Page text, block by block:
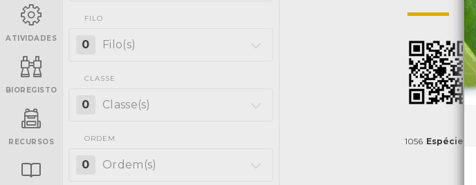
ATIVIDADES
BIOREGISTO
RECURSOS
FILO
0 Filo(s)
CLASSE
0 Classe(s)
ORDEM
0 Ordem(s)
1056 Espécies